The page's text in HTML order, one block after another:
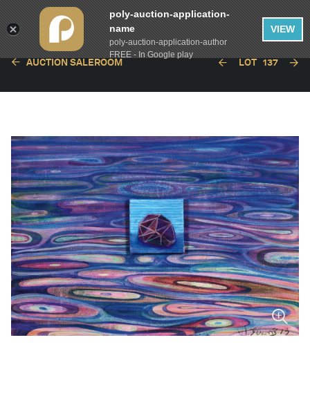
AUCTION SALEROOM LOT 137
poly-auction-application-
name
poly-auction-application-author
FREE - In Google play
VIEW